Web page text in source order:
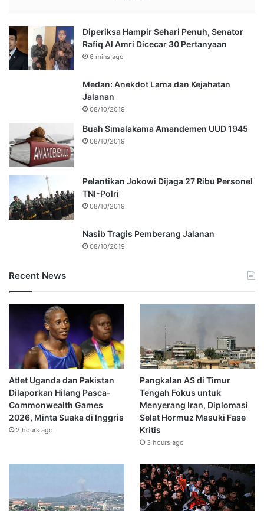
Diperiksa Hampir Sehari Penuh, Senator
Rafiq Al Amri Dicecar 30 Pertanyaan
6 mins ago
Medan: Anekdot Lama dan Kejahatan
Jalanan
08/10/2019
Buah Simalakama Amandemen UUD 1945
08/10/2019
Pelantikan Jokowi Dijaga 27 Ribu Personel
TNI-Polri
08/10/2019
Nasib Tragis Pemberang Jalanan
08/10/2019
Recent News
Atlet Uganda dan Pakistan
Dilaporkan Hilang Pasca-
Commonwealth Games
2026, Minta Suaka di Inggris
2 hours ago
Pangkalan AS di Timur
Tengah Fokus untuk
Menyerang Iran, Diplomasi
Selat Hormuz Masuki Fase
Kritis
3 hours ago